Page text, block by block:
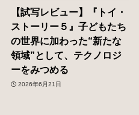
【試写レビュー】『トイ・
ストーリー５』子どもたち
の世界に加わった“新たな
領域”として、テクノロジ
ーをみつめる
2026年6月21日